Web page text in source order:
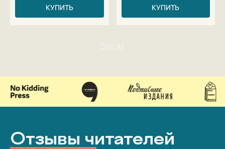
КУПИТЬ КУПИТЬ
Отзывы читателей